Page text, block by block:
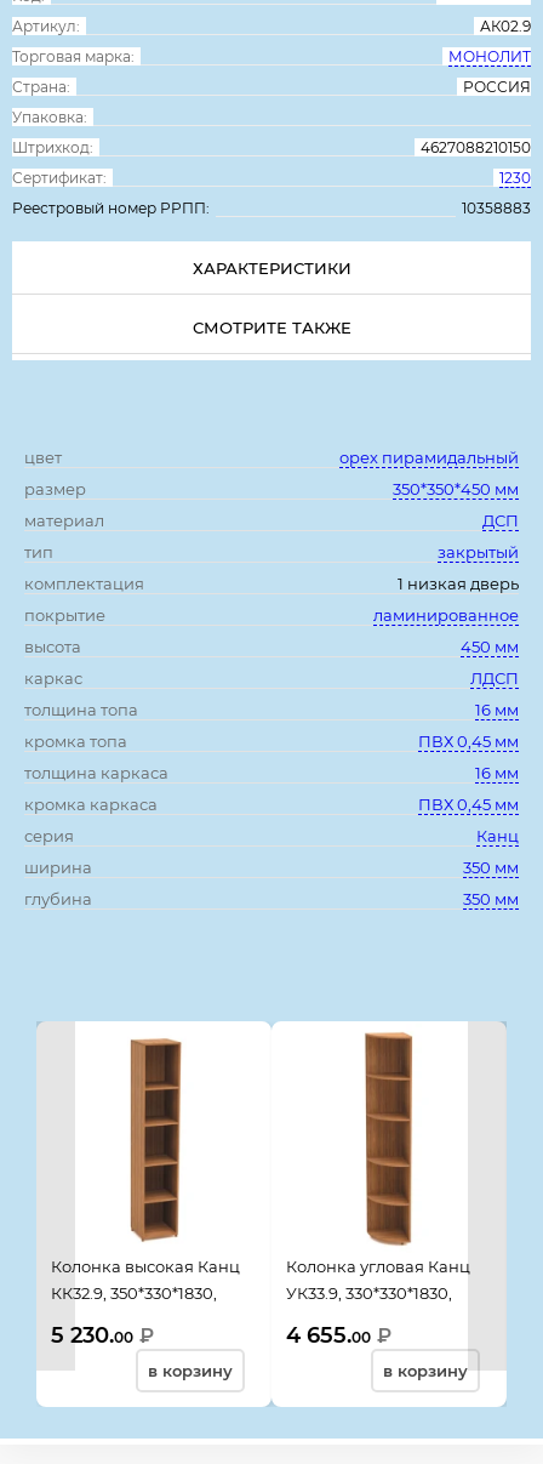
Артикул:
АК02.9
Торговая марка:
МОНОЛИТ
Страна:
РОССИЯ
Упаковка:
Штрихкод:
4627088210150
Сертификат:
1230
Реестровый номер РРПП:
10358883
ХАРАКТЕРИСТИКИ
СМОТРИТЕ ТАКЖЕ
цвет
орех пирамидальный
размер
350*350*450 мм
материал
ДСП
тип
закрытый
комплектация
1 низкая дверь
покрытие
ламинированное
высота
450 мм
каркас
ЛДСП
толщина топа
16 мм
кромка топа
ПВХ 0,45 мм
толщина каркаса
16 мм
кромка каркаса
ПВХ 0,45 мм
серия
Канц
ширина
350 мм
глубина
350 мм
Колонка высокая Канц
КК32.9, 350*330*1830,
5 230.00 ₽
в корзину
Колонка угловая Канц
УК33.9, 330*330*1830,
4 655.00 ₽
в корзину